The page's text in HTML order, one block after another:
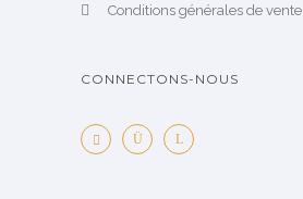
Conditions générales de vente
CONNECTONS-NOUS